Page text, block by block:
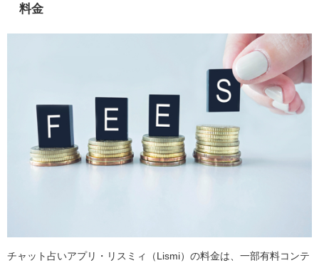
料金
チャット占いアプリ・リスミィ（Lismi）の料金は、一部有料コンテ